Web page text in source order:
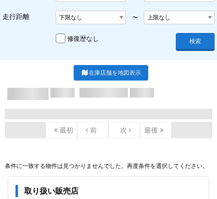
走行距離 〜
修復歴なし 検索
在庫店舗を地図表示
最初 前 次 最後
条件に一致する物件は見つかりませんでした。再度条件を選択してください。
取り扱い販売店